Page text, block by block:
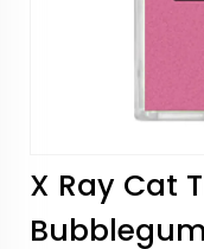
X Ray Cat